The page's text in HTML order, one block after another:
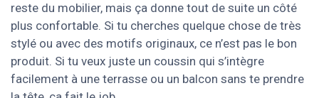
reste du mobilier, mais ça donne tout de suite un côté
plus confortable. Si tu cherches quelque chose de très
stylé ou avec des motifs originaux, ce n’est pas le bon
produit. Si tu veux juste un coussin qui s’intègre
facilement à une terrasse ou un balcon sans te prendre